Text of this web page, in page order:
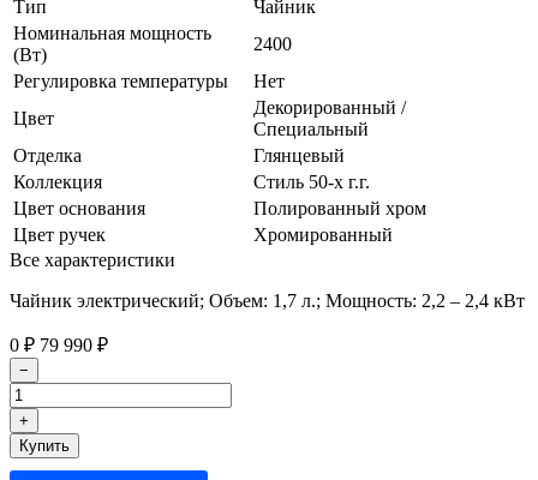
Тип
Чайник
Номинальная мощность
(Вт)
2400
Регулировка температуры
Нет
Цвет
Декорированный /
Специальный
Отделка
Глянцевый
Коллекция
Стиль 50-х г.г.
Цвет основания
Полированный хром
Цвет ручек
Хромированный
Все характеристики
Чайник электрический; Объем: 1,7 л.; Мощность: 2,2 – 2,4 кВт
0 ₽ 79 990 ₽